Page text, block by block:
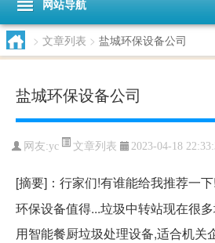
网站导航
> 文章列表 > 盐城环保设备公司
盐城环保设备公司
网友:yc 文章列表 2023-04-18
[摘要]：行家们!有谁能给我推荐一下!
环保设备值得...垃圾中转站现在很
用智能餐厨垃圾处理设备,适合机关